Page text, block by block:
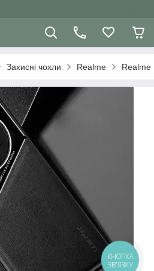
Захисні чохли Realme Realme
КНОПКА
ЗВ'ЯЗКУ